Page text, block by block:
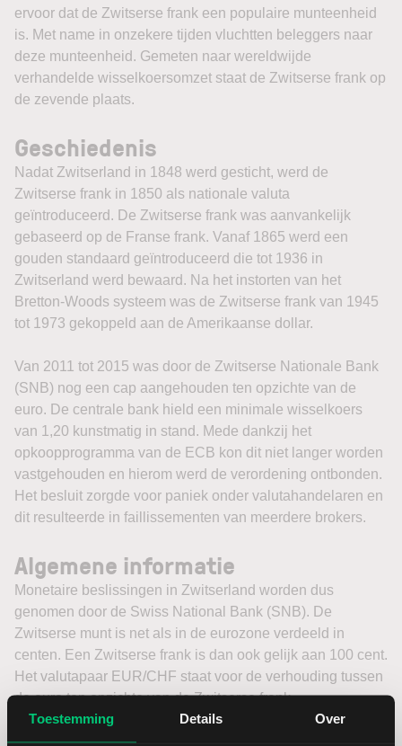
Toestemming Details Over
ervoor dat de Zwitserse frank een populaire munteenheid
is. Met name in onzekere tijden vluchtten beleggers naar
deze munteenheid. Gemeten naar wereldwijde
verhandelde wisselkoersomzet staat de Zwitserse frank op
de zevende plaats.
Geschiedenis
Nadat Zwitserland in 1848 werd gesticht, werd de
Zwitserse frank in 1850 als nationale valuta
geïntroduceerd. De Zwitserse frank was aanvankelijk
gebaseerd op de Franse frank. Vanaf 1865 werd een
gouden standaard geïntroduceerd die tot 1936 in
Zwitserland werd bewaard. Na het instorten van het
Bretton-Woods systeem was de Zwitserse frank van 1945
tot 1973 gekoppeld aan de Amerikaanse dollar.
Van 2011 tot 2015 was door de Zwitserse Nationale Bank
(SNB) nog een cap aangehouden ten opzichte van de
euro. De centrale bank hield een minimale wisselkoers
van 1,20 kunstmatig in stand. Mede dankzij het
opkoopprogramma van de ECB kon dit niet langer worden
vastgehouden en hierom werd de verordening ontbonden.
Het besluit zorgde voor paniek onder valutahandelaren en
dit resulteerde in faillissementen van meerdere brokers.
Algemene informatie
Monetaire beslissingen in Zwitserland worden dus
genomen door de Swiss National Bank (SNB). De
Zwitserse munt is net als in de eurozone verdeeld in
centen. Een Zwitserse frank is dan ook gelijk aan 100 cent.
Het valutapaar EUR/CHF staat voor de verhouding tussen
de euro ten opzichte van de Zwitserse frank.